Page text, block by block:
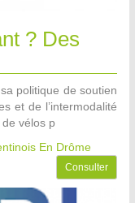
? Des
politique de soutien
et de l’intermodalité
vélos p
En Drôme
Consulter